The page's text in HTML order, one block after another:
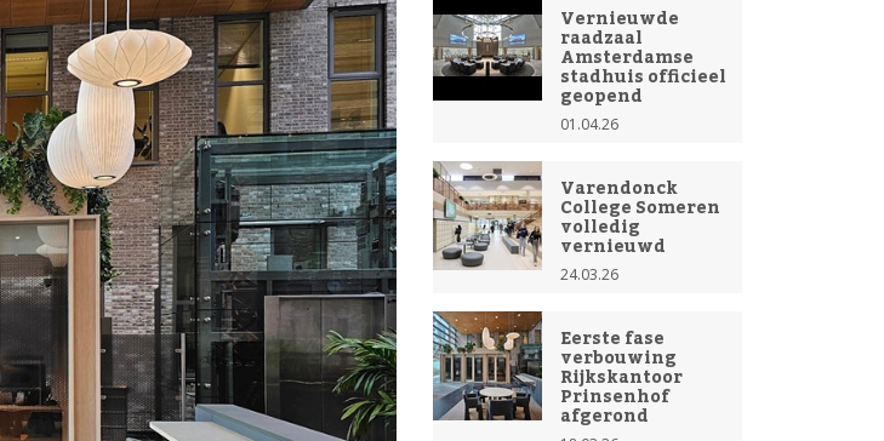
Vernieuwde
raadzaal
Amsterdamse
stadhuis officieel
geopend
01.04.26
Varendonck
College Someren
volledig
vernieuwd
24.03.26
Eerste fase
verbouwing
Rijkskantoor
Prinsenhof
afgerond